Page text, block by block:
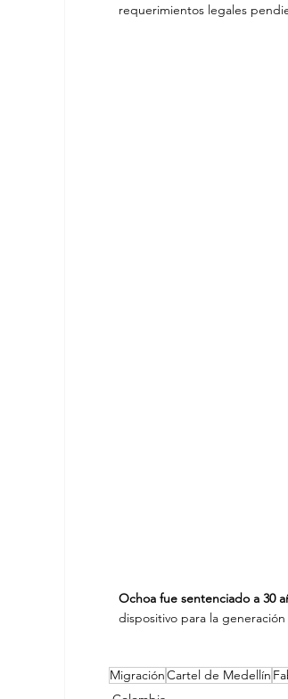
requerimientos legales
Ochoa fue sentenciado a 30
dispositivo para la
MigraciónCartel de Medellín